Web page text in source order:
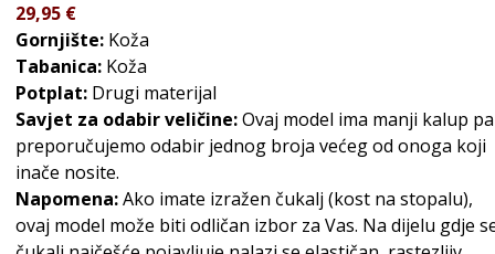
29,95 €
Gornjište: Koža
Tabanica: Koža
Potplat: Drugi materijal
Savjet za odabir veličine:Ovaj model ima manji kalup pa
preporučujemo odabir jednog broja većeg od onoga koji
inače nosite.
Napomena:Ako imate izražen čukalj (kost na stopalu),
ovaj model može biti odličan izbor za Vas. Na dijelu gdje